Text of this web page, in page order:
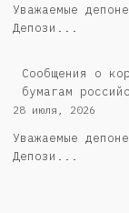
Уважаемые
Депози...
Cообщения о
бумагам
28 июля, 2026
Уважаемые
Депози...